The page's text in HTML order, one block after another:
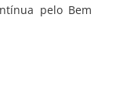
pelo Bem